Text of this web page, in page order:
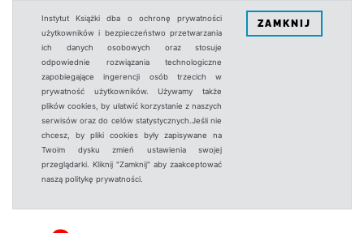
Instytut Książki dba o ochronę prywatności
użytkowników i bezpieczeństwo przetwarzania
ich danych osobowych oraz stosuje
odpowiednie rozwiązania technologiczne
zapobiegające ingerencji osób trzecich w
prywatność użytkowników. Używamy także
plików cookies, by ułatwić korzystanie z naszych
serwisów oraz do celów statystycznych.Jeśli nie
chcesz, by pliki cookies były zapisywane na
Twoim dysku zmień ustawienia swojej
przeglądarki. Kliknij "Zamknij" aby zaakceptować
naszą politykę prywatności.
ZAMKNIJ